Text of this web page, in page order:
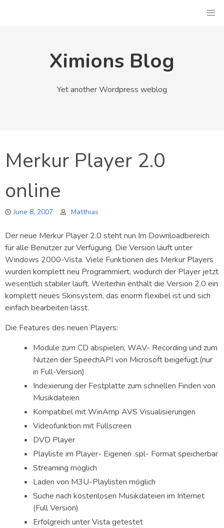
Ximions Blog
Yet another Wordpress weblog
Merkur Player 2.0
online
June 8, 2007 Matthias
Der neue Merkur Player 2.0 steht nun Im Downloadbereich
für alle Benutzer zur Verfügung. Die Version läuft unter
Windows 2000-Vista. Viele Funktionen des Merkur Players
wurden komplett neu Programmiert, wodurch der Player jetzt
wesentlich stabiler läuft. Weiterhin enthält die Version 2.0 ein
komplett neues Skinsystem, das enorm flexibel ist und sich
einfach bearbeiten lässt.
Die Features des neuen Players:
Module zum CD abspielen, WAV- Recording und zum
Nutzen der SpeechAPI von Microsoft beigefügt.(nur
in Full-Version)
Indexierung der Festplatte zum schnellen Finden von
Musikdateien
Kompatibel mit WinAmp AVS Visualisierungen
Videofunktion mit Fullscreen
DVD Player
Playliste im Player- Eigenen .spl- Format speicherbar
Streaming möglich
Laden von M3U-Playlisten möglich
Suche nach kostenlosen Musikdateien im Internet
(Full Version)
Erfolgreich unter Vista getestet